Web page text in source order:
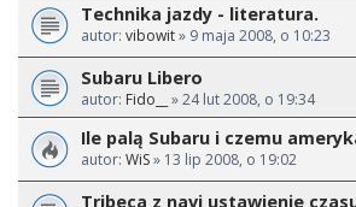
Technika jazdy - literatura.
autor: vibowit» 9 maja 2008, o 10:23
Subaru Libero
autor: Fido__ » 24 lut 2008, o 19:34
Ile palą Subaru i czemu
autor: WiS» 13 lip 2008, o 19:02
Tribeca z navi ustawienie